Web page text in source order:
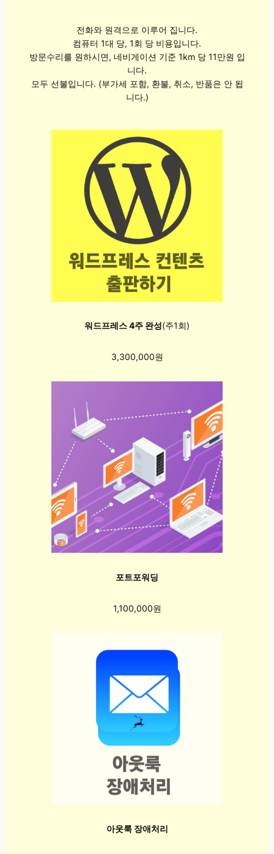
전화와 원격으로 이루어 집니다.
컴퓨터 1대 당, 1회 당 비용입니다.
방문수리를 원하시면, 네비게이션 기준 1km 당 11만원 입
니다.
모두 선불입니다. (부가세 포함, 환불, 취소, 반품은 안 됩
니다.)
워드프레스 4주 완성(주1회)
3,300,000원
포트포워딩
1,100,000원
아웃룩 장애처리